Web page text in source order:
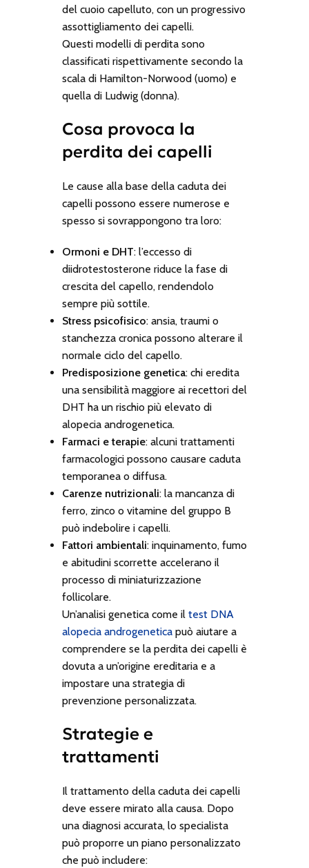
del cuoio capelluto, con un progressivo
assottigliamento dei capelli.
Questi modelli di perdita sono
classificati rispettivamente secondo la
scala di Hamilton-Norwood (uomo) e
quella di Ludwig (donna).
Cosa provoca la
perdita dei capelli
Le cause alla base della caduta dei
capelli possono essere numerose e
spesso si sovrappongono tra loro:
Ormoni e DHT: l’eccesso di
diidrotestosterone riduce la fase di
crescita del capello, rendendolo
sempre più sottile.
Stress psicofisico: ansia, traumi o
stanchezza cronica possono alterare il
normale ciclo del capello.
Predisposizione genetica: chi eredita
una sensibilità maggiore ai recettori del
DHT ha un rischio più elevato di
alopecia androgenetica.
Farmaci e terapie: alcuni trattamenti
farmacologici possono causare caduta
temporanea o diffusa.
Carenze nutrizionali: la mancanza di
ferro, zinco o vitamine del gruppo B
può indebolire i capelli.
Fattori ambientali: inquinamento, fumo
e abitudini scorrette accelerano il
processo di miniaturizzazione
follicolare.
Un’analisi genetica come il test DNA
alopecia androgeneticapuò aiutare a
comprendere se la perdita dei capelli è
dovuta a un’origine ereditaria e a
impostare una strategia di
prevenzione personalizzata.
Strategie e
trattamenti
Il trattamento della caduta dei capelli
deve essere mirato alla causa. Dopo
una diagnosi accurata, lo specialista
può proporre un piano personalizzato
che può includere: